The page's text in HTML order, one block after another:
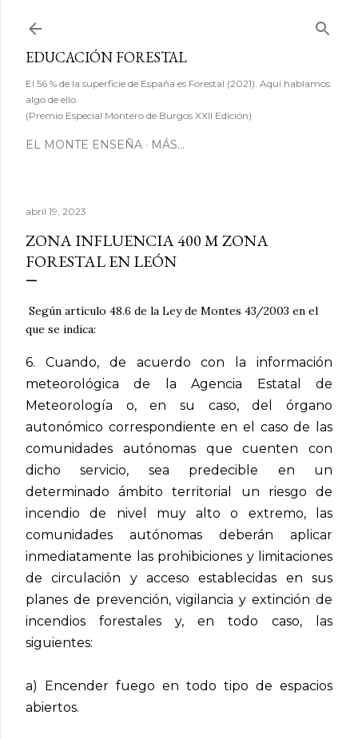
EDUCACIÓN FORESTAL
El 56 % de la superficie de España es Forestal (2021). Aquí hablamos
algo de ello.
(Premio Especial Montero de Burgos XXII Edición)
EL MONTE ENSEÑA MÁS…
abril 19, 2023
ZONA INFLUENCIA 400 M ZONA
FORESTAL EN LEÓN
Según artículo 48.6 de la Ley de Montes 43/2003 en el
que se indica:
6. Cuando, de acuerdo con la información
meteorológica de la Agencia Estatal de
Meteorología o, en su caso, del órgano
autonómico correspondiente en el caso de las
comunidades autónomas que cuenten con
dicho servicio, sea predecible en un
determinado ámbito territorial un riesgo de
incendio de nivel muy alto o extremo, las
comunidades autónomas deberán aplicar
inmediatamente las prohibiciones y limitaciones
de circulación y acceso establecidas en sus
planes de prevención, vigilancia y extinción de
incendios forestales y, en todo caso, las
siguientes:
a) Encender fuego en todo tipo de espacios
abiertos.